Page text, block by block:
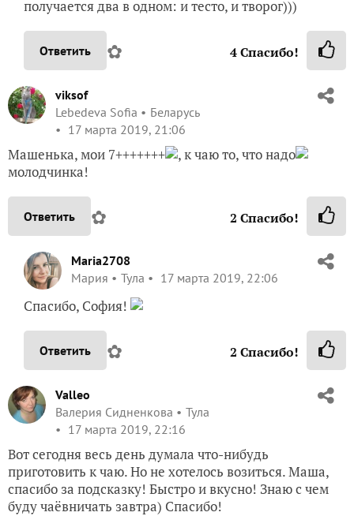
получается два в одном: и тесто, и творог)))
Ответить ✿ 4Спасибо!
viksof
Lebedeva Sofia
Беларусь
17 марта 2019, 21:06
Машенька, мои 7+++++++
, к чаю то, что надо
молодчинка!
Ответить ✿ 2 Спасибо!
Maria2708
Мария
Тула 17 марта 2019, 22:06
Спасибо, София!
Ответить ✿ 2 Спасибо!
Valleo
Валерия Сидненкова
Тула
17 марта 2019, 22:16
Вот сегодня весь день думала что-нибудь
приготовить к чаю. Но не хотелось возиться. Маша,
спасибо за подсказку! Быстро и вкусно! Знаю с чем
буду чаёвничать завтра) Спасибо!